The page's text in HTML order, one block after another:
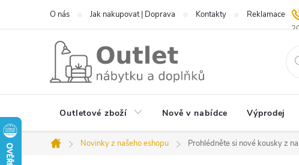
O nás Jak nakupovat | Doprava Kontakty Reklamace |
Outletové zboží Nově v nabídce Výprodej
Domů
Novinky z našeho eshopu Prohlédněte si nové kousky z